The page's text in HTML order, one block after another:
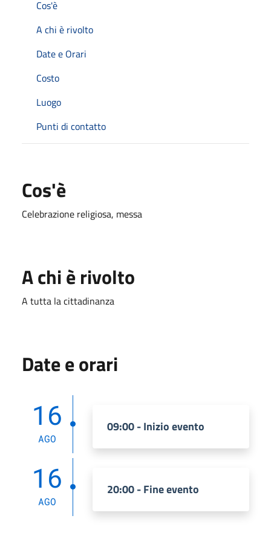
Cos'è
A chi è rivolto
Date e Orari
Costo
Luogo
Punti di contatto
Cos'è
Celebrazione religiosa, messa
A chi è rivolto
A tutta la cittadinanza
Date e orari
16
AGO
09:00 - Inizio evento
16
AGO
20:00 - Fine evento